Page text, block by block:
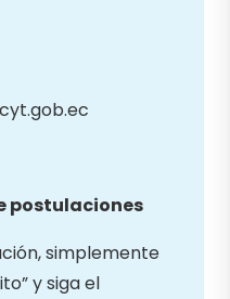
postulaciones
simplemente
y siga el